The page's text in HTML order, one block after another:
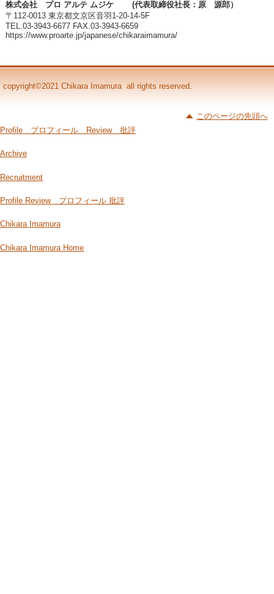
株式会社 プロ アルテ ムジケ (代表取締役社長：原 源郎）
〒112-0013 東京都文京区音羽1-20-14-5F
TEL.03-3943-6677 FAX.03-3943-6659
https://www.proarte.jp/japanese/chikaraimamura/
copyright©2021 Chikara Imamura all rights reserved.
このページの先頭へ
Profile プロフィール Review 批評
Archive
Recruitment
Profile Review プロフィール 批評
Chikara Imamura
Chikara Imamura Home